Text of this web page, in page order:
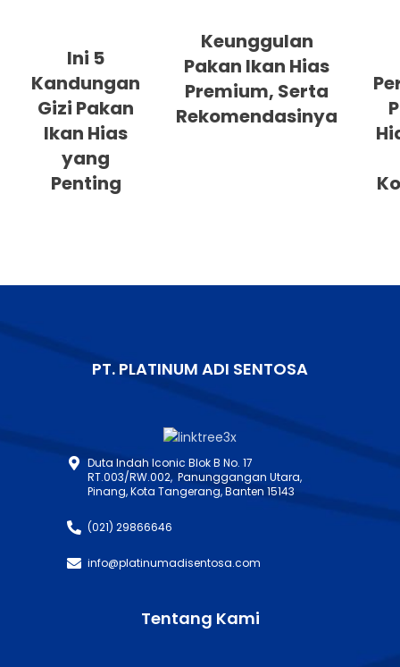
Ini 5
Kandungan
Gizi Pakan
Ikan Hias
yang
Penting
Keunggulan
Pakan Ikan Hias
Premium, Serta
Rekomendasinya
PT. PLATINUM ADI SENTOSA
Duta Indah Iconic Blok B No. 17
RT.003/RW.002, Panunggangan Utara,
Pinang, Kota Tangerang, Banten 15143
(021) 29866646
info@platinumadisentosa.com
Tentang Kami